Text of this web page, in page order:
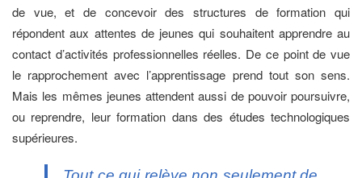
de vue, et de concevoir des structures de formation qui
répondent aux attentes de jeunes qui souhaitent apprendre au
contact d’activités professionnelles réelles. De ce point de vue
le rapprochement avec l’apprentissage prend tout son sens.
Mais les mêmes jeunes attendent aussi de pouvoir poursuivre,
ou reprendre, leur formation dans des études technologiques
supérieures.